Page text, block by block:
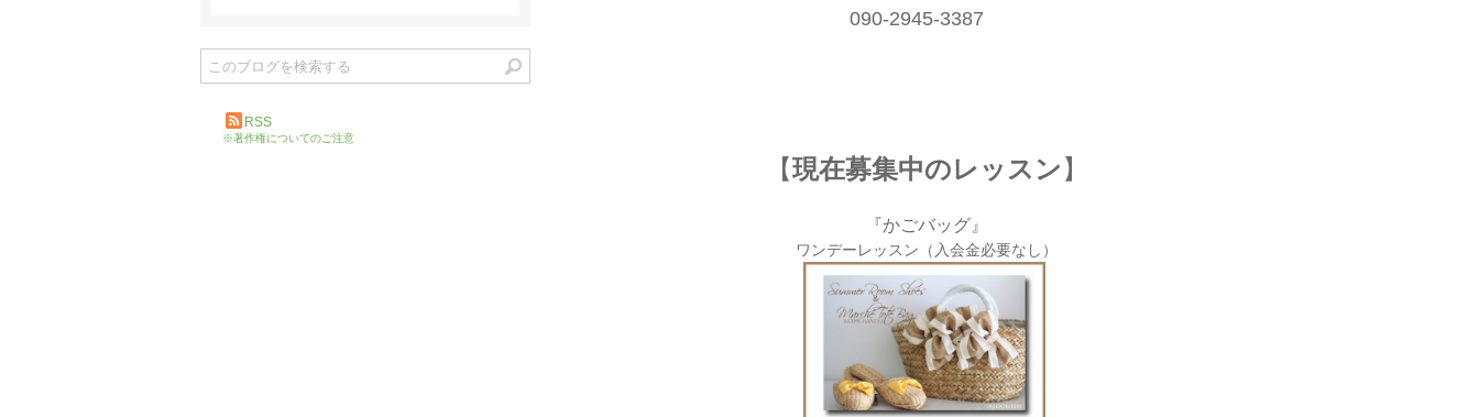
090-2945-3387
【現在募集中のレッスン 】
『かごバッグ』
ワンデーレッスン（入会金必要なし）
RSS
※著作権についてのご注意